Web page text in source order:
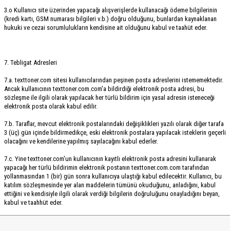
3.o Kullanıcı site üzerinden yapacağı alışverişlerde kullanacağı ödeme bilgilerinin
(kredi kartı, GSM numarası bilgileri v.b.) doğru olduğunu, bunlardan kaynaklanan
hukuki ve cezai sorumlulukların kendisine ait olduğunu kabul ve taahüt eder.
7. Tebligat Adresleri
7.a. texttoner.com sitesi kullanıcılarından peşinen posta adreslerini istememektedir.
Ancak kullanıcının texttoner.com.com'a bildirdiği elektronik posta adresi, bu
sözleşme ile ilgili olarak yapılacak her türlü bildirim için yasal adresin isteneceği
elektronik posta olarak kabul edilir.
7.b. Taraflar, mevcut elektronik postalarındaki değişiklikleri yazılı olarak diğer tarafa
3 (üç) gün içinde bildirmedikçe, eski elektronik postalara yapılacak isteklerin geçerli
olacağını ve kendilerine yapılmış sayılacağını kabul ederler.
7.c. Yine texttoner.com'un kullanıcının kayıtlı elektronik posta adresini kullanarak
yapacağı her türlü bildirimin elektronik postanın texttoner.com.com tarafından
yollanmasından 1 (bir) gün sonra kullanıcıya ulaştığı kabul edilecektir. Kullanıcı, bu
katılım sözleşmesinde yer alan maddelerin tümünü okuduğunu, anladığını, kabul
ettiğini ve kendisiyle ilgili olarak verdiği bilgilerin doğruluğunu onayladığını beyan,
kabul ve taahhüt eder.